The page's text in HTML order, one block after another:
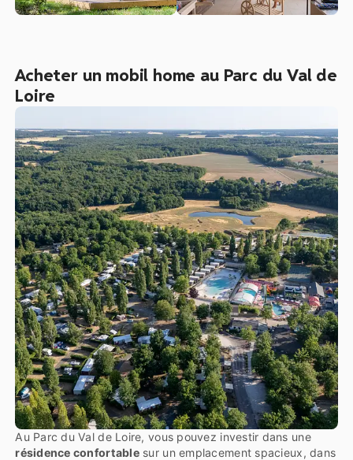
Acheter un mobil home au Parc du Val de
Loire
Au Parc du Val de Loire, vous pouvez investir dans une
résidence confortablesur un emplacement spacieux, dans